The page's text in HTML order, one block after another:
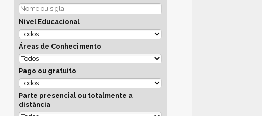
Nível Educacional
Áreas de Conhecimento
Pago ou gratuito
Parte presencial ou totalmente a
distância